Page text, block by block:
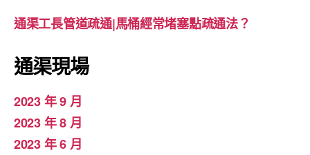
通渠工長管道疏通|馬桶經常堵塞點疏通法？
通渠現場
2023 年 9 月
2023 年 8 月
2023 年 6 月